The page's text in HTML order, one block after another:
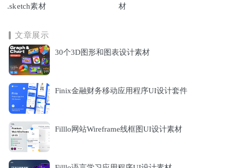
.sketch素材
材
文章展示
30个3D图形和图表设计素材
Finix金融财务移动应用程序UI设计套件
Filllo网站Wireframe线框图UI设计素材